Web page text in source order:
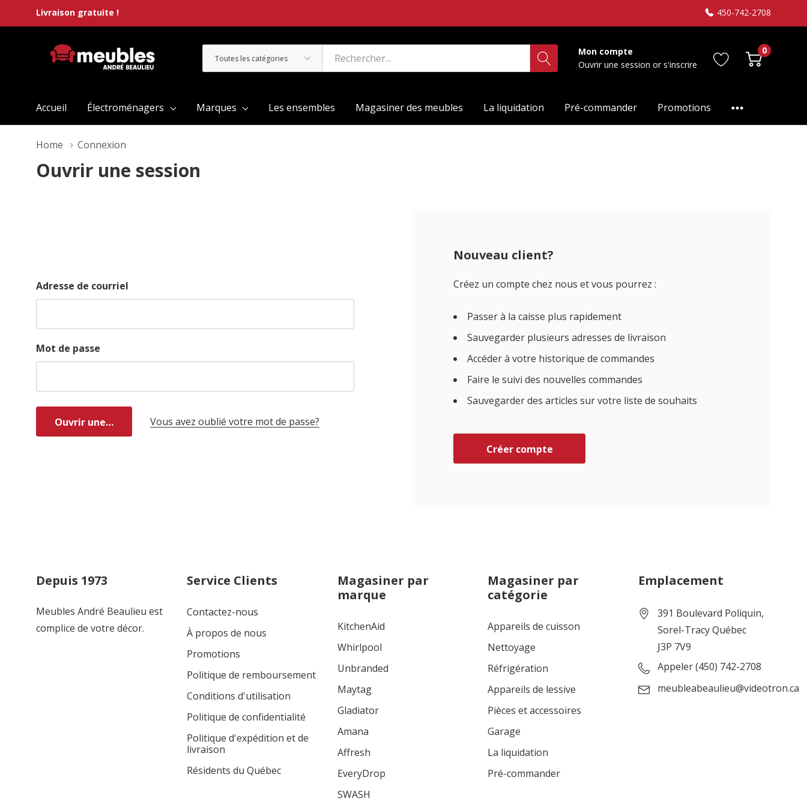
Livraison gratuite ! 450-742-2708
Toutes
les
Rechercher
Mon compte
Ouvrir une session or s'inscrire
0
Accueil Électroménagers Marques Les ensembles Magasiner des meubles La liquidation Pré-commander Promotions
Home Connexion
Ouvrir une session
Adresse de courriel
Mot de passe
Vous avez oublié votre mot de passe?
Nouveau client?
Créez un compte chez nous et vous pourrez :
Passer à la caisse plus rapidement
Sauvegarder plusieurs adresses de livraison
Accéder à votre historique de commandes
Faire le suivi des nouvelles commandes
Sauvegarder des articles sur votre liste de souhaits
Créer compte
Depuis 1973
Meubles André Beaulieu est
complice de votre décor.
Service Clients
Contactez-nous
À propos de nous
Promotions
Politique de remboursement
Conditions d'utilisation
Politique de confidentialité
Politique d'expédition et de
livraison
Résidents du Québec
Magasiner par
marque
KitchenAid
Whirlpool
Unbranded
Maytag
Gladiator
Amana
Affresh
EveryDrop
SWASH
Magasiner par
catégorie
Appareils de cuisson
Nettoyage
Réfrigération
Appareils de lessive
Pièces et accessoires
Garage
La liquidation
Pré-commander
Emplacement
391 Boulevard Poliquin,
Sorel-Tracy Québec
J3P 7V9
Appeler (450) 742-2708
meubleabeaulieu@videotron.ca